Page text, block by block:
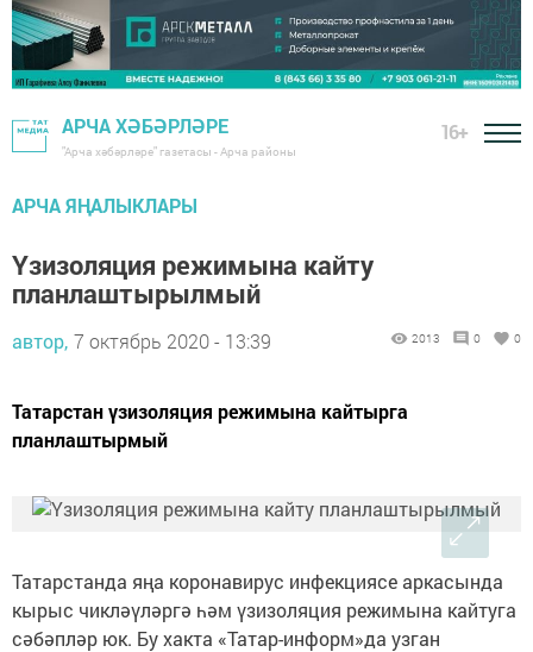
АРЧА ХӘБӘРЛӘРЕ
"Арча хәбәрләре" газетасы - Арча районы
16+
АРЧА ЯҢАЛЫКЛАРЫ
Үзизоляция режимына кайту
планлаштырылмый
автор, 7 октябрь 2020 - 13:39 2013 0 0
Татарстан үзизоляция режимына кайтырга
планлаштырмый
Татарстанда яңа коронавирус инфекциясе аркасында
кырыс чикләүләргә һәм үзизоляция режимына кайтуга
сәбәпләр юк. Бу хакта «Татар-информ»да узган